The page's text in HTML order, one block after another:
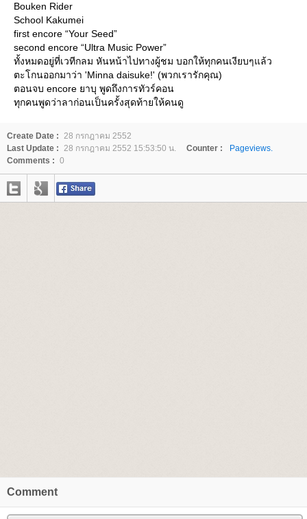
Bouken Rider
School Kakumei
first encore “Your Seed”
second encore “Ultra Music Power”
ทั้งหมดอยู่ที่เวทีกลม หันหน้าไปทางผู้ชม บอกให้ทุกคนเงียบๆแล้ว
ตะโกนออกมาว่า 'Minna daisuke!' (พวกเรารักคุณ)
ตอนจบ encore ยาบุ พูดถึงการทัวร์คอน
ทุกคนพูดว่าลาก่อนเป็นครั้งสุดท้ายให้คนดู
Create Date : 28 กรกฎาคม 2552
Last Update : 28 กรกฎาคม 2552 15:53:50 น. Counter :
Pageviews.
Comments : 0
Comment